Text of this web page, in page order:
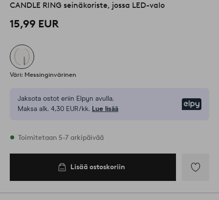
CANDLE RING seinäkoriste, jossa LED-valo
15,99 EUR
Väri: Messinginvärinen
Jaksota ostot eriin Elpyn avulla.
Maksa alk. 4,30 EUR/kk. Lue lisää
Varastossa
Toimitetaan 5-7 arkipäivää
Lisää ostoskoriin